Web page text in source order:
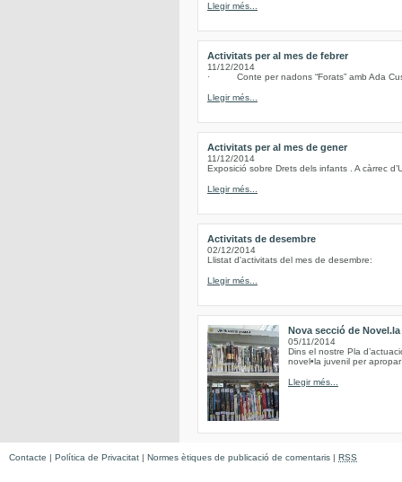
Llegir més...
Activitats per al mes de febrer
11/12/2014
· Conte per nadons “Forats” amb Ada
Llegir més...
Activitats per al mes de gener
11/12/2014
Exposició sobre Drets dels infants . A càrrec
Llegir més...
Activitats de desembre
02/12/2014
Llistat d'activitats del mes de desembre:
Llegir més...
Nova secció de
05/11/2014
Dins el nostre Pla
novel•la juvenil per
Llegir més...
Contacte | Política de Privacitat | Normes ètiques de publicació de comentaris | RSS